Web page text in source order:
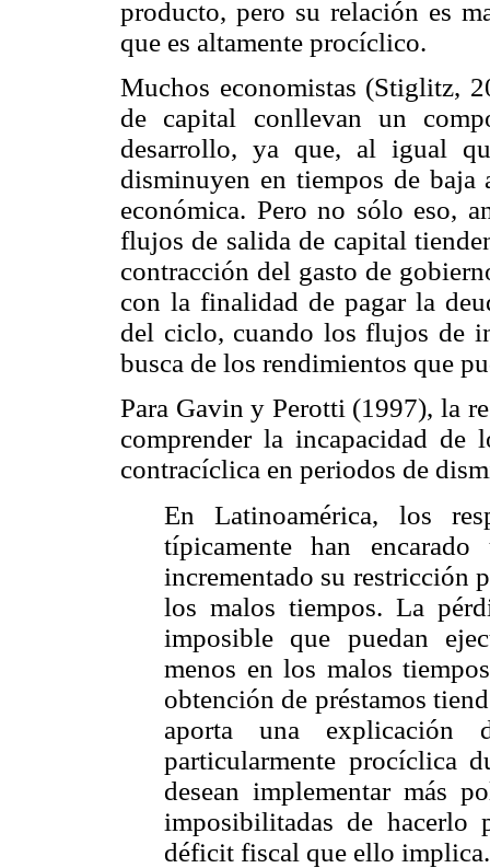
producto, pero su relación es
que es altamente procíclico.
Muchos economistas (Stiglitz,
de capital conllevan un
desarrollo, ya que, al igual
disminuyen en tiempos de baja
económica. Pero no sólo eso,
flujos de salida de capital
contracción del gasto de
con la finalidad de pagar la
del ciclo, cuando los flujos de
busca de los rendimientos que
Para Gavin y Perotti (1997), la
comprender la incapacidad de
contracíclica en periodos de
En Latinoamérica, los
típicamente han
incrementado su restricción
los malos tiempos. La
imposible que puedan
menos en los malos
obtención de préstamos
aporta una
particularmente procíclica
desean implementar más
imposibilitadas de hacerlo
déficit fiscal que ello implica.